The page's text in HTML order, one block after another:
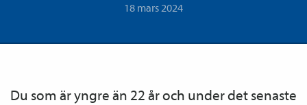
18 mars 2024
Du som är yngre än 22 år och under det senaste